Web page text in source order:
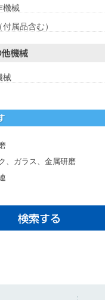
機械
属品含む）
械
、ガラス、金属研磨